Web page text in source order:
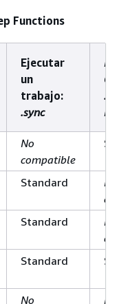
Functions
Ejecutar
un
trabajo:
.sync
No
compatible
Standard
No
Standard
No
Standard
No